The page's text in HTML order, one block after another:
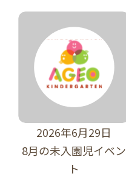
2026年6月29日
8月の未入園児イベン
ト